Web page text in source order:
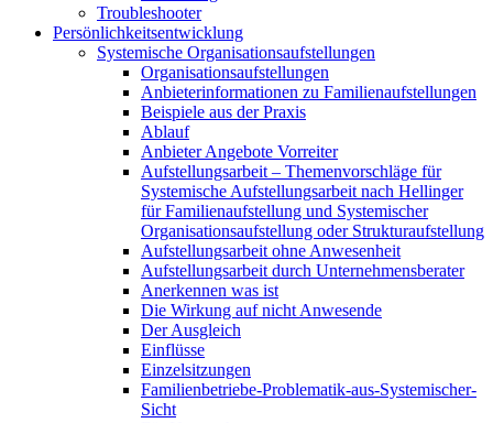
Troubleshooter
Persönlichkeitsentwicklung
Systemische Organisationsaufstellungen
Organisationsaufstellungen
Anbieterinformationen zu Familienaufstellungen
Beispiele aus der Praxis
Ablauf
Anbieter Angebote Vorreiter
Aufstellungsarbeit – Themenvorschläge für
Systemische Aufstellungsarbeit nach Hellinger
für Familienaufstellung und Systemischer
Organisationsaufstellung oder Strukturaufstellung
Aufstellungsarbeit ohne Anwesenheit
Aufstellungsarbeit durch Unternehmensberater
Anerkennen was ist
Die Wirkung auf nicht Anwesende
Der Ausgleich
Einflüsse
Einzelsitzungen
Familienbetriebe-Problematik-aus-Systemischer-
Sicht